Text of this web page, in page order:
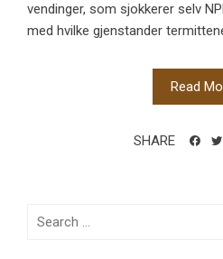
vendinger, som sjokkerer selv
med hvilke gjenstander
Read
SHARE
Search